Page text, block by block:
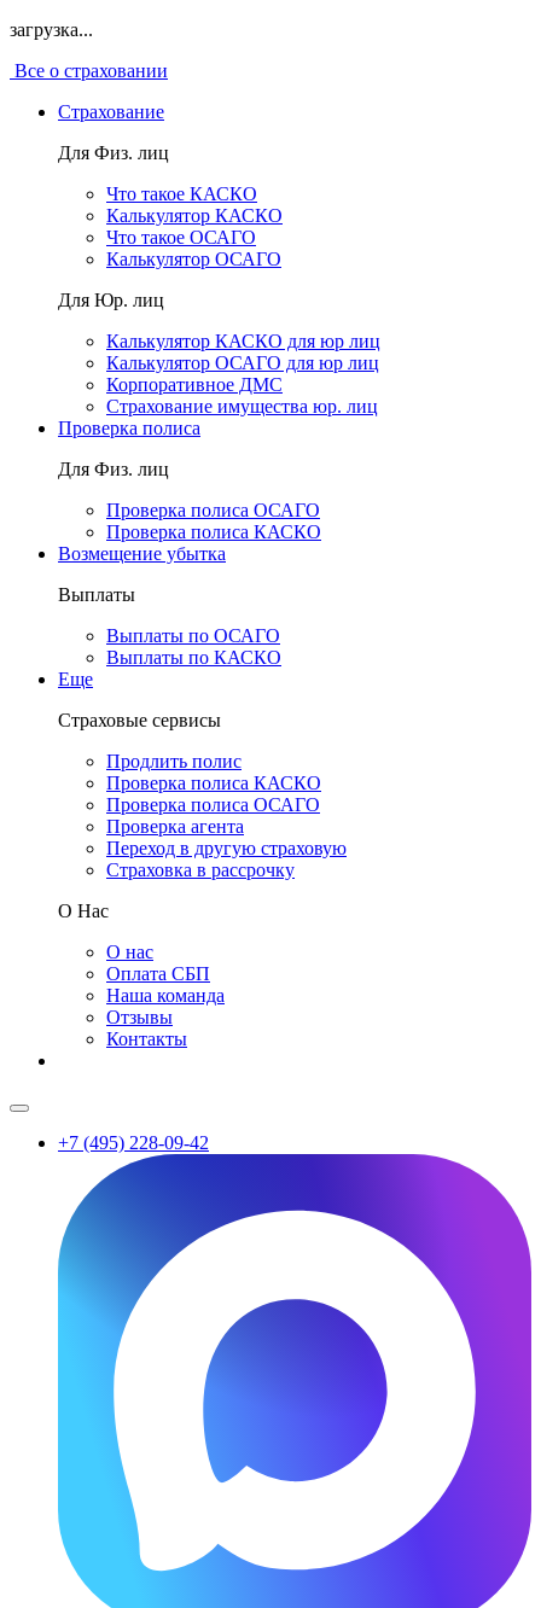
загрузка...
Все о страховании
Страхование
Для Физ. лиц
Что такое КАСКО
Калькулятор КАСКО
Что такое ОСАГО
Калькулятор ОСАГО
Для Юр. лиц
Калькулятор КАСКО для юр лиц
Калькулятор ОСАГО для юр лиц
Корпоративное ДМС
Страхование имущества юр. лиц
Проверка полиса
Для Физ. лиц
Проверка полиса ОСАГО
Проверка полиса КАСКО
Возмещение убытка
Выплаты
Выплаты по ОСАГО
Выплаты по КАСКО
Еще
Страховые сервисы
Продлить полис
Проверка полиса КАСКО
Проверка полиса ОСАГО
Проверка агента
Переход в другую страховую
Страховка в рассрочку
О Нас
О нас
Оплата СБП
Наша команда
Отзывы
Контакты
+7 (495) 228-09-42